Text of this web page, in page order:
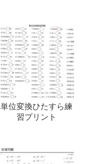
単位変換ひたすら練
習プリント